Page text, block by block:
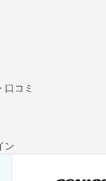
口コミ
ン